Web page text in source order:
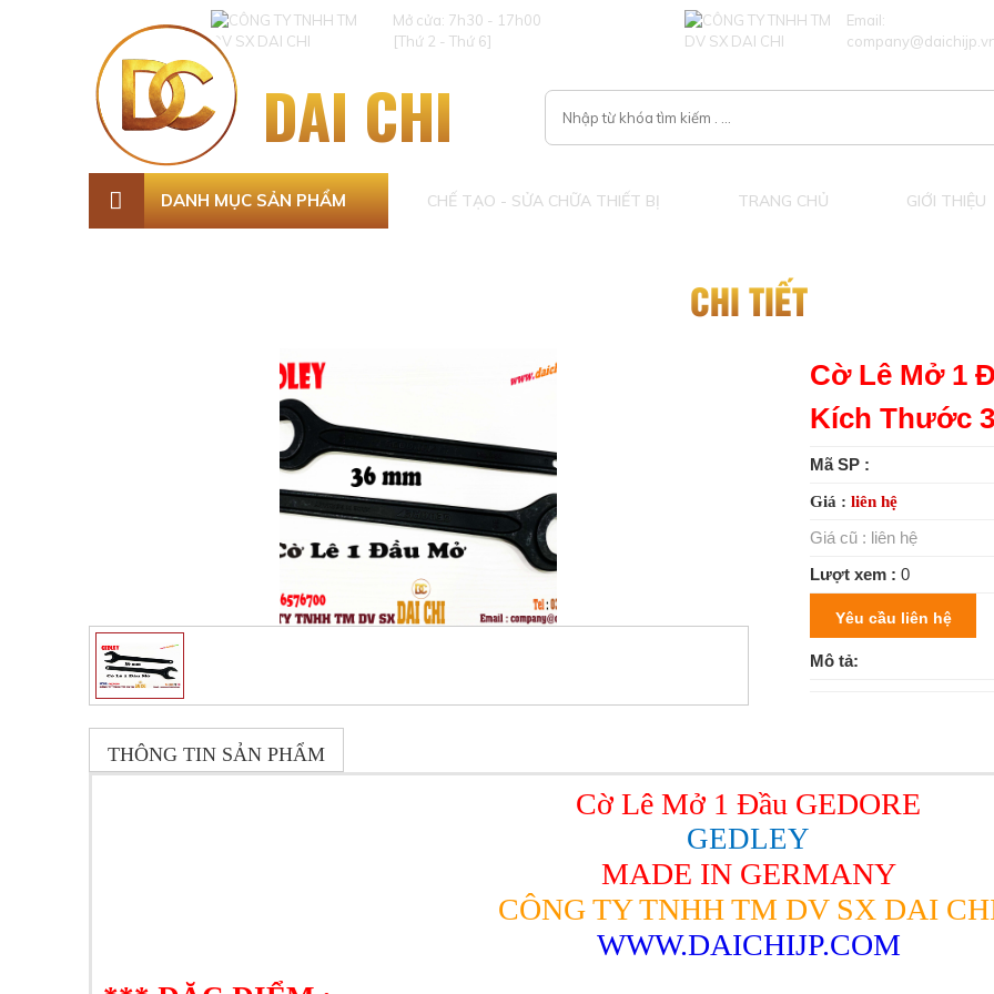
Mở cửa: 7h30 - 17h00
[Thứ 2 - Thứ 6]
Email:
DAI CHI
DANH MỤC SẢN PHẨM CHẾ TẠO - SỬA CHỮA THIẾT BỊ TRANG CHỦ GIỚI THIỆU
CHI TIẾT
Cờ Lê Mở 1
Kích Thước
Mã SP :
Giá : liên hệ
Giá cũ : liên hệ
Lượt xem : 0
Yêu cầu liên hệ
Mô tả:
THÔNG TIN SẢN PHẨM
Cờ Lê Mở 1 Đầu GEDORE
GEDLEY
MADE IN GERMANY
CÔNG TY TNHH TM DV SX DAI
WWW.DAICHIJP.COM